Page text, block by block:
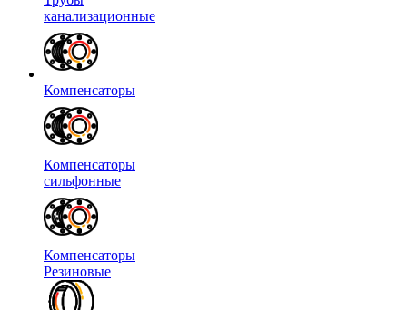
канализационные
Компенсаторы
Компенсаторы
сильфонные
Компенсаторы
Резиновые